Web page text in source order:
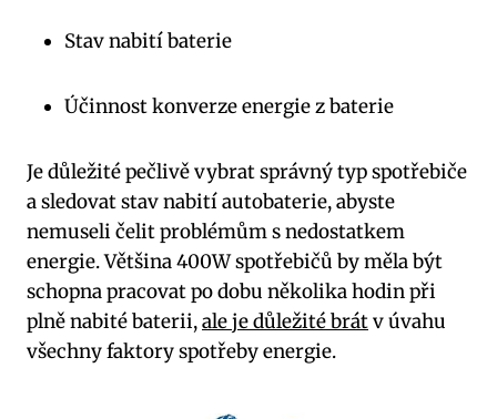
Stav nabití baterie
Účinnost konverze energie z baterie
Je důležité pečlivě vybrat správný typ spotřebiče
a sledovat stav nabití autobaterie, abyste
nemuseli čelit problémům s nedostatkem
energie. Většina 400W spotřebičů by měla být
schopna pracovat po dobu několika hodin při
plně nabité baterii,ale je důležité brátv úvahu
všechny faktory spotřeby energie.